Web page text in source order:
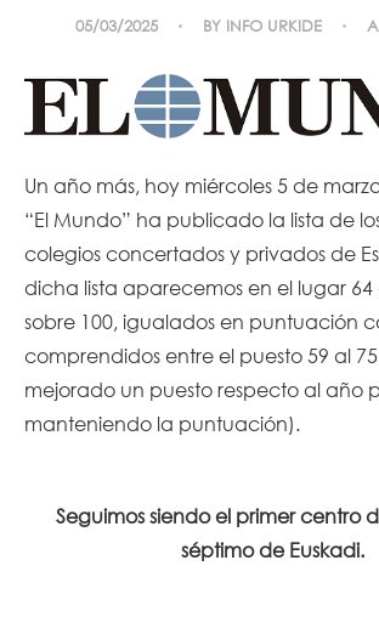
05/03/2025 BY INFO URKIDE
Un año más, hoy miércoles 5 de
“El Mundo” ha publicado la lista de
colegios concertados y privados de
dicha lista aparecemos en el lugar 64
sobre 100, igualados en puntuación
comprendidos entre el puesto 59 al
mejorado un puesto respecto al año
manteniendo la puntuación).
Seguimos siendo el primer centro
séptimo de Euskadi.